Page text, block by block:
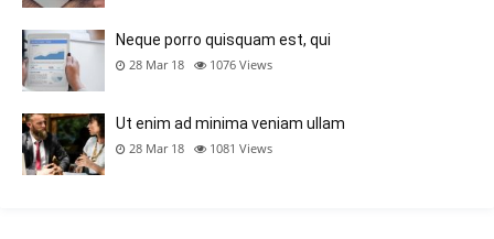
Neque porro quisquam est, qui
28 Mar 18 1076 Views
Ut enim ad minima veniam ullam
28 Mar 18 1081 Views